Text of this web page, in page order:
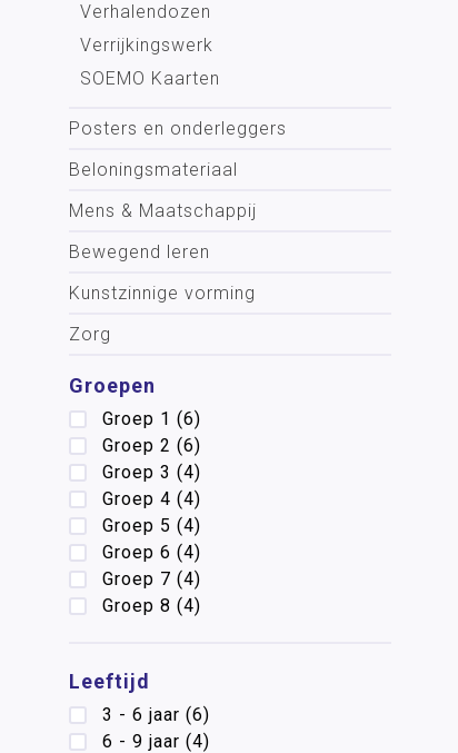
Verhalendozen
Verrijkingswerk
SOEMO Kaarten
Posters en onderleggers
Beloningsmateriaal
Mens & Maatschappij
Bewegend leren
Kunstzinnige vorming
Zorg
Groepen
Groep 1 (6)
Groep 2 (6)
Groep 3 (4)
Groep 4 (4)
Groep 5 (4)
Groep 6 (4)
Groep 7 (4)
Groep 8 (4)
Leeftijd
3 - 6 jaar (6)
6 - 9 jaar (4)